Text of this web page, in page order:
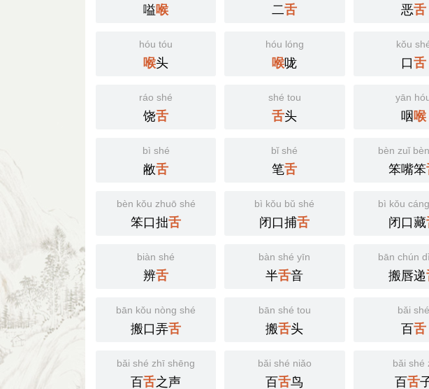
嗌喉 二舌 恶舌
hóu tóu
喉头
hóu lóng
喉咙
kǒu
口舌
ráo shé
饶舌
shé tou
舌头
yān
咽喉
bì shé
敝舌
bǐ shé
笔舌
bèn zuǐ
笨嘴笨
bèn kǒu zhuō shé
笨口拙舌
bì kǒu bǔ shé
闭口捕舌
bì kǒu
闭口藏
biàn shé
辨舌
bàn shé yīn
半舌音
bān chún
搬唇递
bān kǒu nòng shé
搬口弄舌
bān shé tou
搬舌头
bǎi shé
百舌
bǎi shé zhī shēng
百舌之声
bǎi shé niǎo
百舌鸟
bǎi shé
百舌